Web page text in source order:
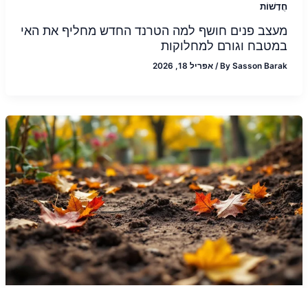
חֲדָשׁוֹת
מעצב פנים חושף למה הטרנד החדש מחליף את האי
במטבח וגורם למחלוקות
BySasson Barak
/ אפריל 18, 2026